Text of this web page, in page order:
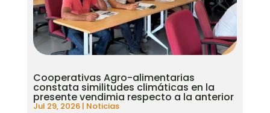
Cooperativas Agro-alimentarias
constata similitudes climáticas en la
presente vendimia respecto a la anterior
Jul 29, 2026| Noticias